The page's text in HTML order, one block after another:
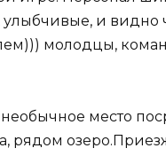
и видно
молодцы,
место
рядом